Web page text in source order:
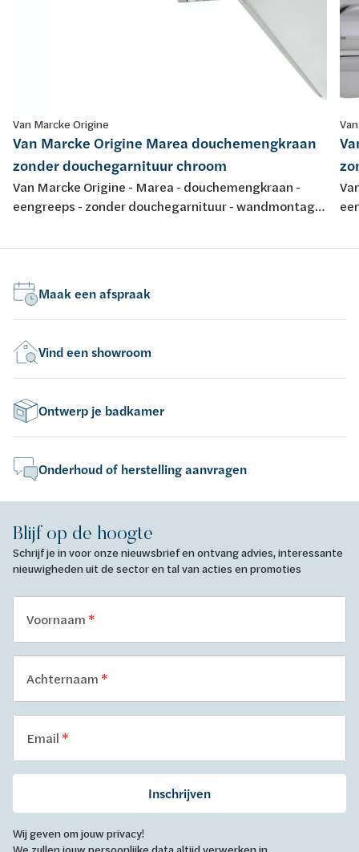
Van Marcke Origine
Van Marcke Origine Marea douchemengkraan
zonder douchegarnituur chroom
Van Marcke Origine - Marea - douchemengkraan -
eengreeps - zonder douchegarnituur - wandmontage
Maak een afspraak
Vind een showroom
Ontwerp je badkamer
Onderhoud of herstelling aanvragen
Blijf op de hoogte
Schrijf je in voor onze nieuwsbrief en ontvang advies, interessante
nieuwigheden uit de sector en tal van acties en promoties
Voornaam
Achternaam
Email
Inschrijven
Wij geven om jouw privacy!
We zullen jouw persoonlijke data altijd verwerken in